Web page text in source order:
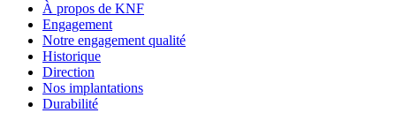
À propos de KNF
Engagement
Notre engagement qualité
Historique
Direction
Nos implantations
Durabilité